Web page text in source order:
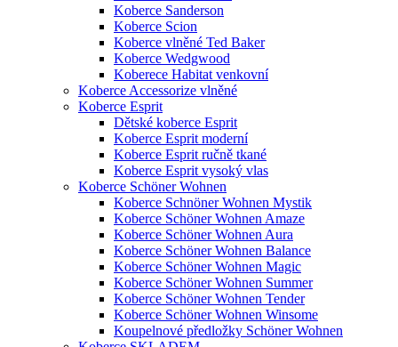
Koberce Sanderson
Koberce Scion
Koberce vlněné Ted Baker
Koberce Wedgwood
Koberece Habitat venkovní
Koberce Accessorize vlněné
Koberce Esprit
Dětské koberce Esprit
Koberce Esprit moderní
Koberce Esprit ručně tkané
Koberce Esprit vysoký vlas
Koberce Schöner Wohnen
Koberce Schnöner Wohnen Mystik
Koberce Schöner Wohnen Amaze
Koberce Schöner Wohnen Aura
Koberce Schöner Wohnen Balance
Koberce Schöner Wohnen Magic
Koberce Schöner Wohnen Summer
Koberce Schöner Wohnen Tender
Koberce Schöner Wohnen Winsome
Koupelnové předložky Schöner Wohnen